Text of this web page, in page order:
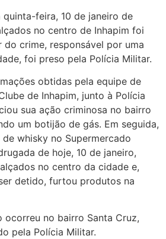
feira, 10 de janeiro de
no centro de Inhapim foi
crime, responsável por uma
foi preso pela Polícia Militar.
obtidas pela equipe de
de Inhapim, junto à Polícia
sua ação criminosa no bairro
um botijão de gás. Em seguida,
whisky no Supermercado
de hoje, 10 de janeiro,
no centro da cidade e,
detido, furtou produtos na
no bairro Santa Cruz,
pela Polícia Militar.